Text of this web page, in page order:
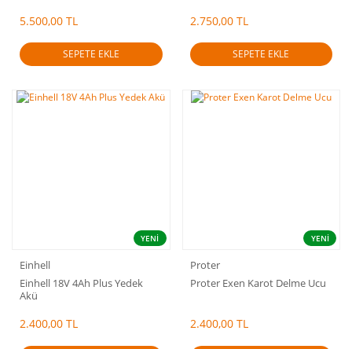
5.500,00 TL
SEPETE EKLE
2.750,00 TL
SEPETE EKLE
YENİ
Einhell
Einhell 18V 4Ah Plus Yedek
Akü
2.400,00 TL
YENİ
Proter
Proter Exen Karot Delme Ucu
2.400,00 TL